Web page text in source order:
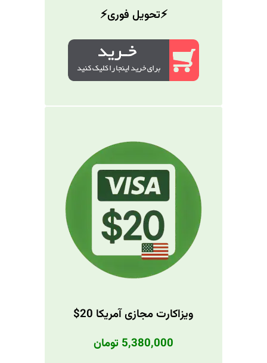
⚡️تحویل فوری⚡️
ویزاکارت مجازی آمریکا 20$
5,380,000 تومان